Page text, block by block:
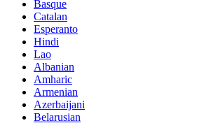
Basque
Catalan
Esperanto
Hindi
Lao
Albanian
Amharic
Armenian
Azerbaijani
Belarusian